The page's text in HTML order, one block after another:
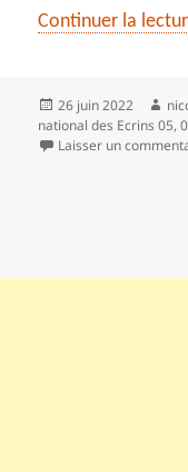
Continuer la
Publié
le
26 juin 2022
national des Ecrins 05,
Laisser un